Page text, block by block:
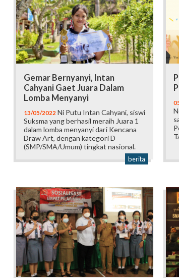
Gemar Bernyanyi, Intan
Cahyani Gaet Juara Dalam
Lomba Menyanyi
13/05/2022 Ni Putu Intan Cahyani, siswi
Suksma yang berhasil meraih Juara 1
dalam lomba menyanyi dari Kencana
Draw Art, dengan kategori D
(SMP/SMA/Umum) tingkat nasional.
berita